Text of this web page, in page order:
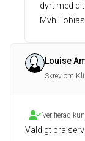
dyrt med
Mvh Tobias
Louise
Skrev om
Verifierad
Väldigt bra